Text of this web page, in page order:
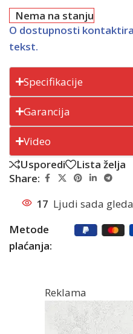
Nema na stanju
O dostupnosti
tekst.
Specifikacije
Garancija
Video
Usporedi
Lista želja
Share:
17 Ljudi sada
Metode
plaćanja:
Reklama